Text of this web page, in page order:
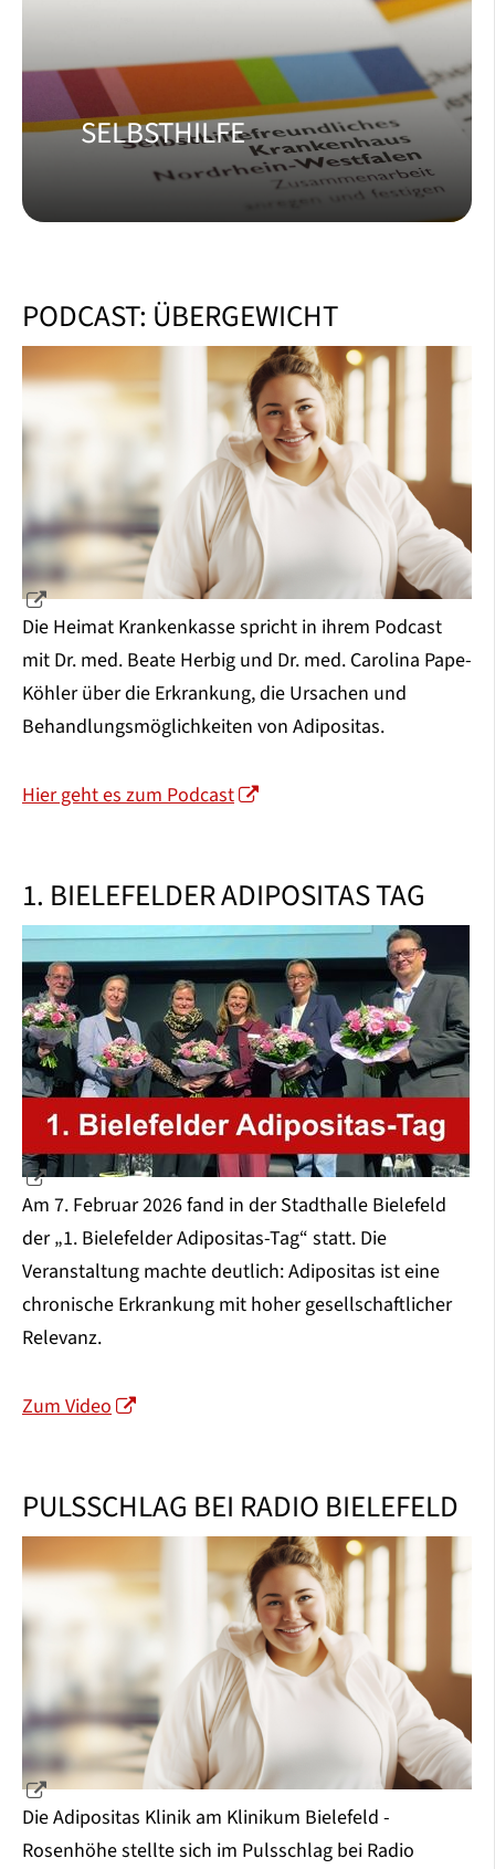
SELBSTHILFE
PODCAST: ÜBERGEWICHT
Die Heimat Krankenkasse spricht in ihrem Podcast
mit Dr. med. Beate Herbig und Dr. med. Carolina Pape-
Köhler über die Erkrankung, die Ursachen und
Behandlungsmöglichkeiten von Adipositas.
Hier geht es zum Podcast
1. BIELEFELDER ADIPOSITAS TAG
Am 7. Februar 2026 fand in der Stadthalle Bielefeld
der „1. Bielefelder Adipositas-Tag“ statt. Die
Veranstaltung machte deutlich: Adipositas ist eine
chronische Erkrankung mit hoher gesellschaftlicher
Relevanz.
Zum Video
PULSSCHLAG BEI RADIO BIELEFELD
Die Adipositas Klinik am Klinikum Bielefeld -
Rosenhöhe stellte sich im Pulsschlag bei Radio